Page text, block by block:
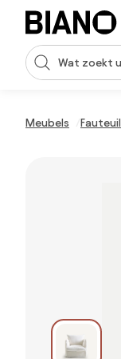
Navigatie overslaan,
Zoekopdracht
Meubels